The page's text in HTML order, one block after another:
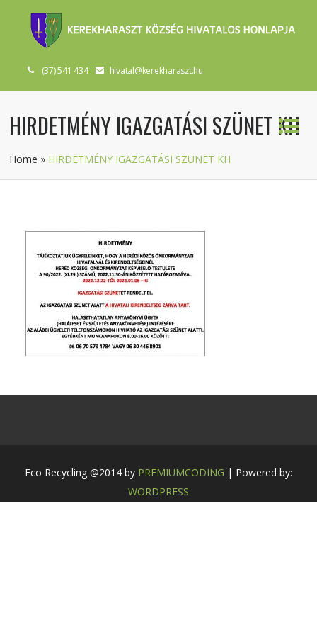
(37) 541 434 hivatal@kerekharaszt.hu
HIRDETMÉNY IGAZGATÁSI SZÜNET KH
Home » HIRDETMÉNY IGAZGATÁSI SZÜNET KH
Eco Recycling @2014 by PREMIUMCODING | Powered by:
WORDPRESS